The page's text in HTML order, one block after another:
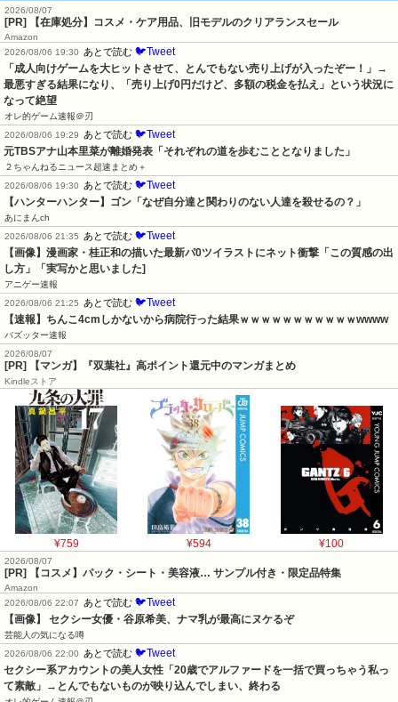
2026/08/07
[PR] 【在庫処分】コスメ・ケア用品、旧モデルのクリアランスセール
Amazon
2026/08/06 19:30
あとで読む 🐦Tweet
「成人向けゲームを大ヒットさせて、とんでもない売り上げが入ったぞー！」→
最悪すぎる結果になり、「売り上げ0円だけど、多額の税金を払え」という状況に
なって絶望
オレ的ゲーム速報＠刃
2026/08/06 19:29
あとで読む 🐦Tweet
元TBSアナ山本里菜が離婚発表「それぞれの道を歩むこととなりました」
２ちゃんねるニュース超速まとめ＋
2026/08/06 19:30
あとで読む 🐦Tweet
【ハンターハンター】ゴン「なぜ自分達と関わりのない人達を殺せるの？」
あにまんch
2026/08/06 21:35
あとで読む 🐦Tweet
【画像】漫画家・桂正和の描いた最新パ0ツイラストにネット衝撃「この質感の出
し方」「実写かと思いました]
アニゲー速報
2026/08/06 21:25
あとで読む 🐦Tweet
【速報】ちんこ4cmしかないから病院行った結果ｗｗｗｗｗｗｗｗｗｗｗwwww
バズッター速報
2026/08/07
[PR] 【マンガ】『双葉社』高ポイント還元中のマンガまとめ
Kindleストア
¥759 ¥594 ¥100
2026/08/07
[PR] 【コスメ】パック・シート・美容液… サンプル付き・限定品特集
Amazon
2026/08/06 22:07
あとで読む 🐦Tweet
【画像】 セクシー女優・谷原希美、ナマ乳が最高にヌケるぞ
芸能人の気になる噂
2026/08/06 22:00
あとで読む 🐦Tweet
セクシー系アカウントの美人女性「20歳でアルファードを一括で買っちゃう私っ
て素敵」→とんでもないものが映り込んでしまい、終わる